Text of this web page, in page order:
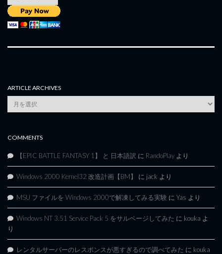
ARTICLE ARCHIVES
Article
Archives
COMMENTS
【EPIC BATTLE FANTASY 1】 と 日本語訳 に RandoPlay より
Windows 2000 Kernel32 改造計画【BM】 に jack より
MSU ファイルを Windows 2000で解凍してみる実験 に Yas より
Windows NT 3.51 Service Pack 5 をサルベージしてみた に kouka よ
り
レンタルサーバーのレスポンスが悪すぎるので調べてみた に kouka